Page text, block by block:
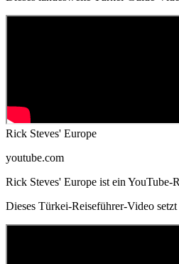
Rick Steves' Europe
youtube.com
Rick Steves' Europe ist ein YouTube-
Dieses Türkei-Reiseführer-Video